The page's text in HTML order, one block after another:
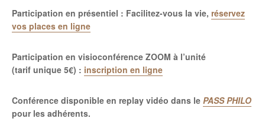
Participation en présentiel : Facilitez-vous la vie, réservez
vos places en ligne
Participation en visioconférence ZOOM à l’unité
(tarif unique 5€) : inscription en ligne
Conférence disponible en replay vidéo dans le PASS PHILO
pour les adhérents.